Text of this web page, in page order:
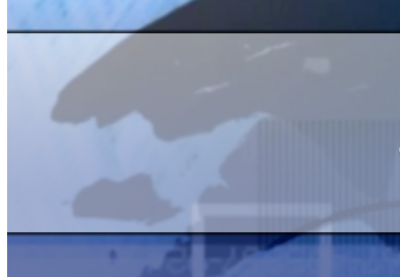
Yiyecek Ve İçecek Hizmeti
Faaliyetlerinde Bulunan İşletmelere
Verilecek Ciro Kaybı Desteği Hakkında
Yayın Tarihi: 18 Şubat 2021